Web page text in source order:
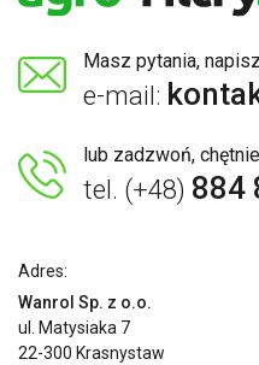
Masz pytania,
e-mail:
lub zadzwoń,
tel. (+48) 884
Adres:
Wanrol Sp. z o.o.
ul. Matysiaka 7
22-300 Krasnystaw